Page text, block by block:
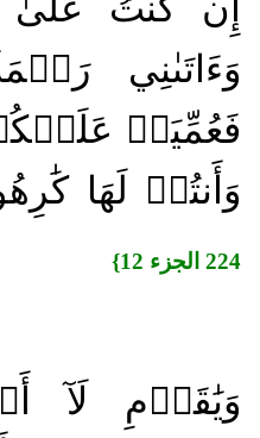
وَءَاتَىٰنِي
فَعُمِّيَتۡ
وَأَنتُمۡ لَهَا
224 الجزء 12}
وَيَٰقَوۡمِ لَآ